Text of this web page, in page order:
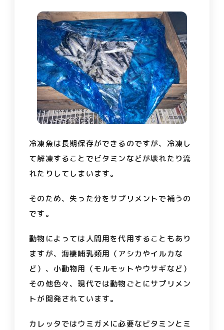
冷凍魚は長期保存ができるのですが、冷凍し
て解凍することでビタミンなどが壊れたり流
れたりしてしまいます。
そのため、失った分をサプリメントで補うの
です。
動物によっては人間用を代用することもあり
ますが、海棲哺乳類用（アシカやイルカな
ど）、小動物用（モルモットやウサギなど）
その他色々、現代では動物ごとにサプリメン
トが開発されています。
カレッタではウミガメに必要なビタミンとミ